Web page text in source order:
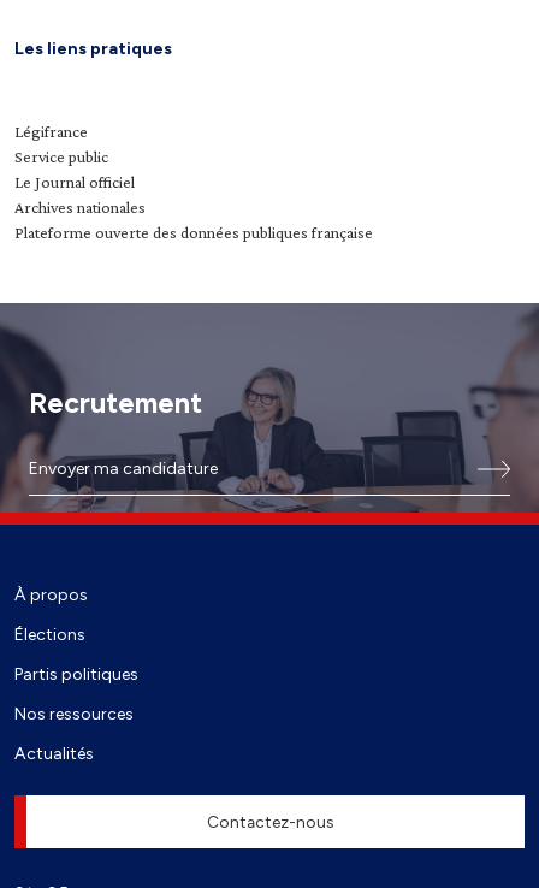
Les liens pratiques
Légifrance
Service public
Le Journal officiel
Archives nationales
Plateforme ouverte des données publiques française
Recrutement
Envoyer ma candidature
À propos
Élections
Partis politiques
Nos ressources
Actualités
Contactez-nous